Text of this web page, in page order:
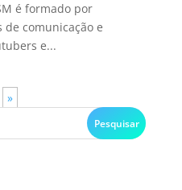
é formado por
de comunicação e
e...
»